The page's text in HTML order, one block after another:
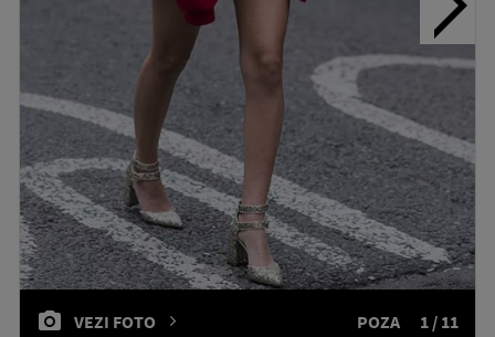
VEZI FOTO POZA 1 / 11